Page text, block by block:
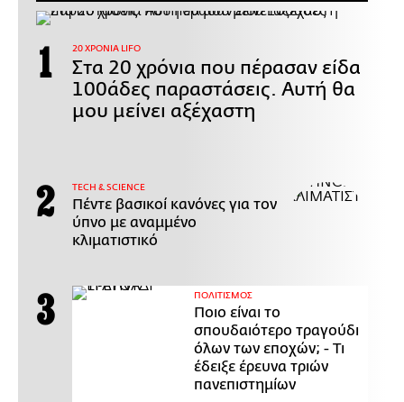
20 ΧΡΟΝΙΑ LIFO
Στα 20 χρόνια που πέρασαν είδα
100άδες παραστάσεις. Αυτή θα
μου μείνει αξέχαστη
ΤECH & SCIENCE
Πέντε βασικοί κανόνες για τον
ύπνο με αναμμένο
κλιματιστικό
ΠΟΛΙΤΙΣΜΟΣ
Ποιο είναι το
σπουδαιότερο τραγούδι
όλων των εποχών; - Τι
έδειξε έρευνα τριών
πανεπιστημίων